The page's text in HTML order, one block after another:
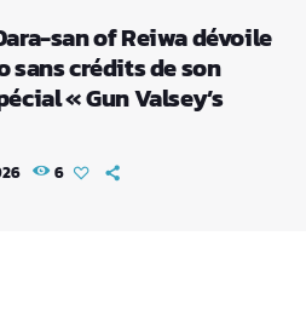
san of Reiwa dévoile
sans crédits de son
« Gun Valsey’s
6